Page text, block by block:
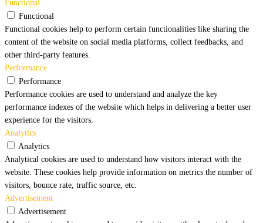
Functional
Functional
Functional cookies help to perform certain functionalities like sharing the
content of the website on social media platforms, collect feedbacks, and
other third-party features.
Performance
Performance
Performance cookies are used to understand and analyze the key
performance indexes of the website which helps in delivering a better user
experience for the visitors.
Analytics
Analytics
Analytical cookies are used to understand how visitors interact with the
website. These cookies help provide information on metrics the number of
visitors, bounce rate, traffic source, etc.
Advertisement
Advertisement